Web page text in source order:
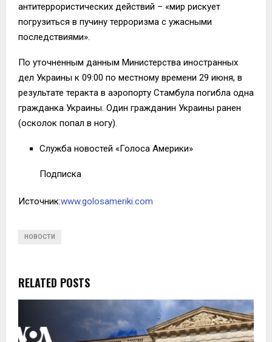
антитеррористических действий – «мир рискует
погрузиться в пучину терроризма с ужасными
последствиями».
По уточненным данным Министерства иностранных
дел Украины к 09:00 по местному времени 29 июня, в
результате теракта в аэропорту Стамбула погибла одна
гражданка Украины. Один гражданин Украины ранен
(осколок попал в ногу).
Служба новостей «Голоса Америки»
Подписка
Источник:www.golosameriki.com
НОВОСТИ
RELATED POSTS